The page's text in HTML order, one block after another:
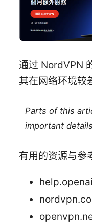
通过 NordVPN
其在网络环境较
Parts of this
important
有用的资源与参